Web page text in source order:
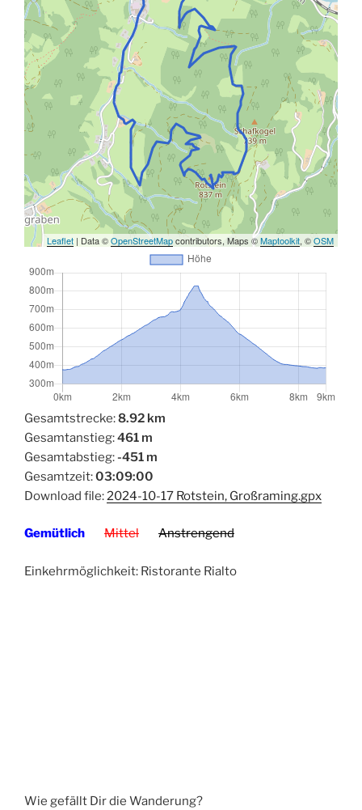
Leaflet | Data ©OpenStreetMapcontributors, Maps ©Maptoolkit, ©OSM
Gesamtstrecke:8.92 km
Gesamtanstieg:461 m
Gesamtabstieg:-451 m
Gesamtzeit:03:09:00
Download file: 2024-10-17 Rotstein, Großraming.gpx
Gemütlich Mittel Anstrengend
Einkehrmöglichkeit: Ristorante Rialto
Wie gefällt Dir die Wanderung?